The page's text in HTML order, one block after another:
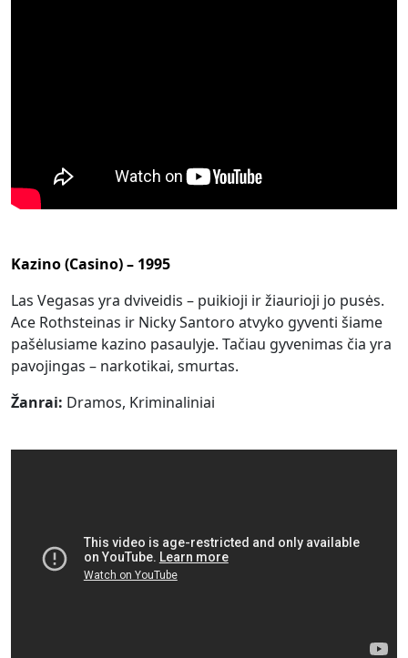
Kazino (Casino) – 1995
Las Vegasas yra dviveidis – puikioji ir žiaurioji jo pusės.
Ace Rothsteinas ir Nicky Santoro atvyko gyventi šiame
pašėlusiame kazino pasaulyje. Tačiau gyvenimas čia yra
pavojingas – narkotikai, smurtas.
Žanrai: Dramos, Kriminaliniai